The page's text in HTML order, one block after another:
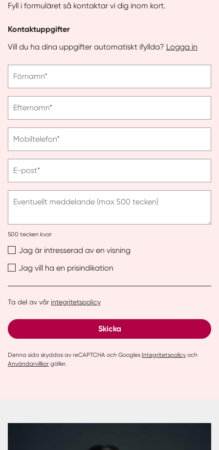
Fyll i formuläret så kontaktar vi dig inom kort.
Kontaktuppgifter
Vill du ha dina uppgifter automatiskt ifyllda? Logga in
ange
Förnamn*
ange
Efternamn*
ange
Mobiltelefon*
ange
post
E-post*
Eventuellt meddelande (max 500 tecken)
500 tecken kvar
Jag är intresserad av en visning
Jag vill ha en prisindikation
Ta del av vår integritetspolicy
Skicka
Denna sida skyddas av reCAPTCHA och Googles Integritetspolicy och
Användarvillkor gäller.